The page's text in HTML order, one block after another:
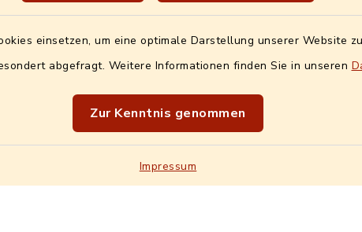
einsetzen, um eine optimale Darstellung unserer Website
abgefragt. Weitere Informationen finden Sie in unseren
Zur Kenntnis genommen
Impressum
mitOnline-
Bürgeramt: Mo bis Mi
Alle übrigen Ämter
nur nachtelefonischer
Vereinbarung